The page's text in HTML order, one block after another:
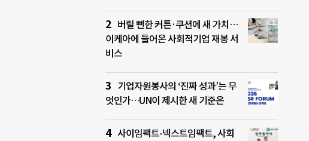
버릴 뻔한 커튼·쿠션에 새 가치…
이케아에 들어온 사회적기업 재봉 서
비스
기업자원봉사의 ‘진짜 성과’는 무
엇인가…UN이 제시한 새 기준은
사이임팩트-넥스트임팩트, 사회